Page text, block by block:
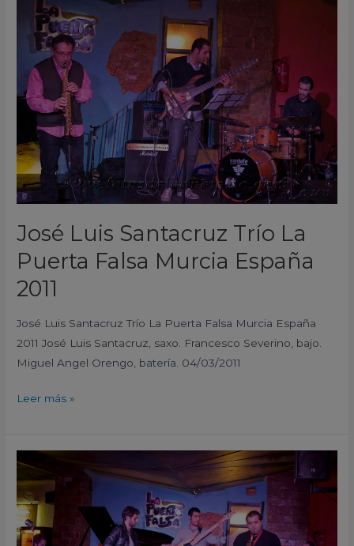
José Luis Santacruz Trío La
Puerta Falsa Murcia España
2011
José Luis Santacruz Trío La Puerta Falsa Murcia España
2011 José Luis Santacruz, saxo. Francesco Severino, bajo.
Miguel Angel Orengo, batería. 04/03/2011
Luis
Santacruz
Trío
Puerta
Falsa
Murcia
España
2011
Leer más »
MOGGIO
La
Puerta
Falsa
Murcia